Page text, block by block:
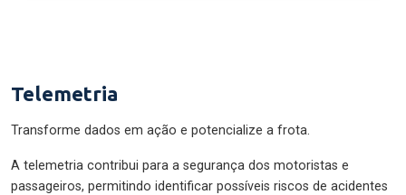
Telemetria
Transforme dados em ação e potencialize a frota.
A telemetria contribui para a segurança dos motoristas e
passageiros, permitindo identificar possíveis riscos de acidentes